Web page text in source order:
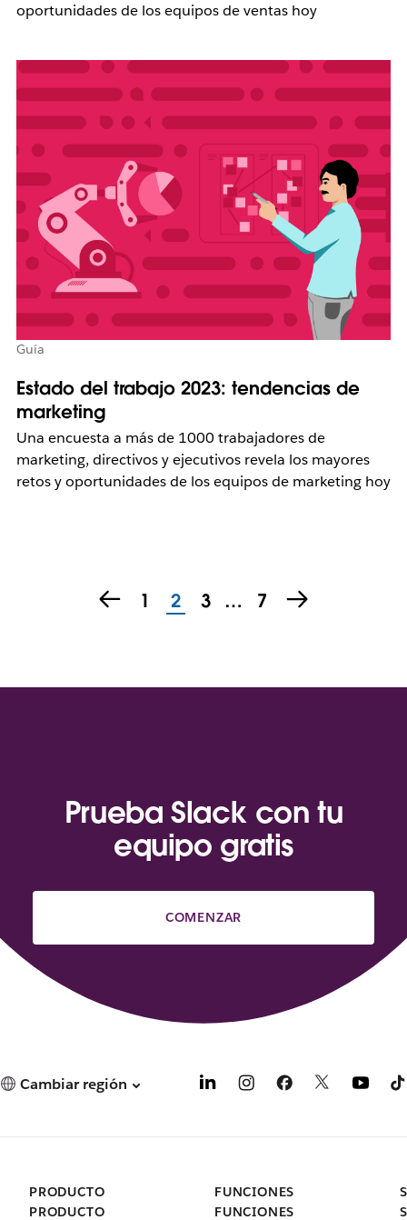
oportunidades de los equipos de ventas hoy
Guía
Estado del trabajo 2023: tendencias de
marketing
Una encuesta a más de 1000 trabajadores de
marketing, directivos y ejecutivos revela los mayores
retos y oportunidades de los equipos de marketing hoy
1 2 3 … 7
Prueba Slack con tu
equipo gratis
COMENZAR
Cambiar región
PRODUCTO
PRODUCTO
FUNCIONES
FUNCIONES